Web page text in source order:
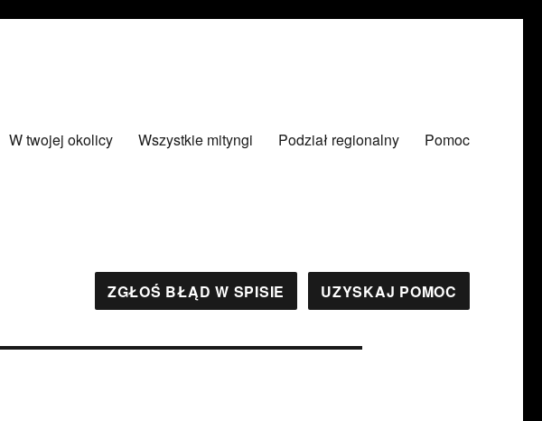
W twojej okolicy Wszystkie mityngi Podział regionalny Pomoc
ZGŁOŚ BŁĄD W SPISIE UZYSKAJ POMOC